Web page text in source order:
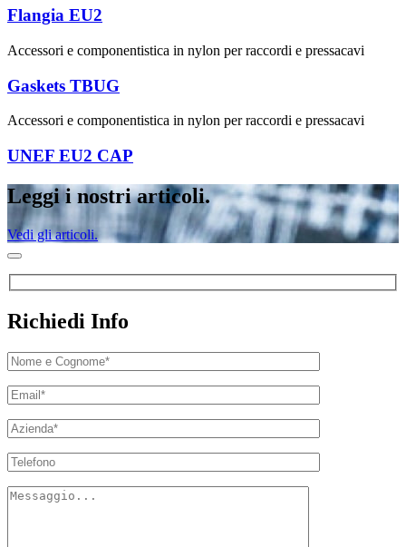
Flangia EU2
Accessori e componentistica in nylon per raccordi e pressacavi
Gaskets TBUG
Accessori e componentistica in nylon per raccordi e pressacavi
UNEF EU2 CAP
Leggi i nostri articoli.
Vedi gli articoli.
Richiedi Info